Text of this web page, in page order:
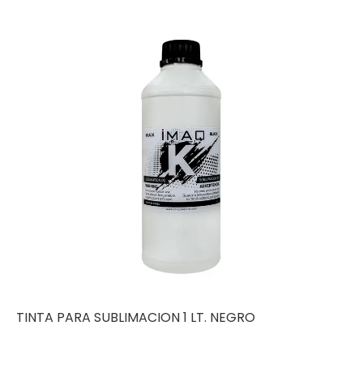
TINTA PARA SUBLIMACION 1 LT. NEGRO